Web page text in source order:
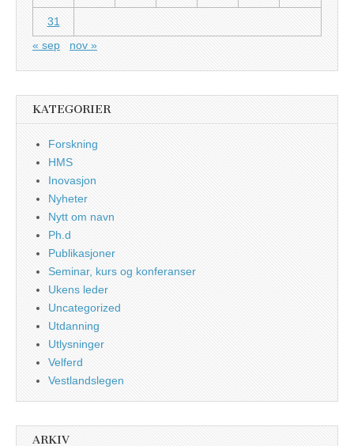
31
« sep
nov »
KATEGORIER
Forskning
HMS
Inovasjon
Nyheter
Nytt om navn
Ph.d
Publikasjoner
Seminar, kurs og konferanser
Ukens leder
Uncategorized
Utdanning
Utlysninger
Velferd
Vestlandslegen
ARKIV